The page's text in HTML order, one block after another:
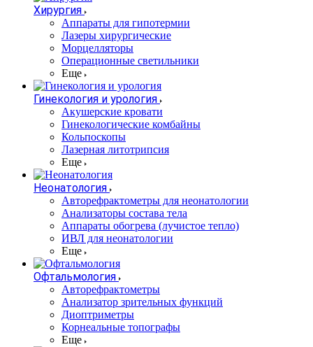
Хирургия
Аппараты для гипотермии
Лазеры хирургические
Морцелляторы
Операционные светильники
Еще
Гинекология и урология
Акушерские кровати
Гинекологические комбайны
Кольпоскопы
Лазерная литотрипсия
Еще
Неонатология
Авторефрактометры для неонатологии
Анализаторы состава тела
Аппараты обогрева (лучистое тепло)
ИВЛ для неонатологии
Еще
Офтальмология
Авторефрактометры
Анализатор зрительных функций
Диоптриметры
Корнеальные топографы
Еще